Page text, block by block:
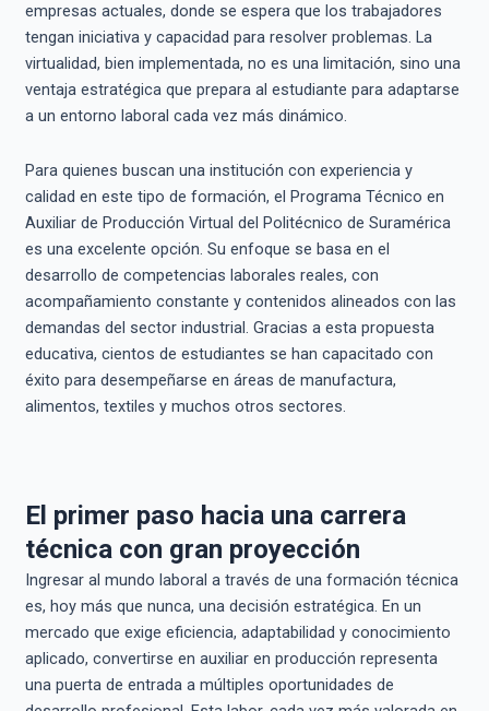
empresas actuales, donde se espera que los trabajadores
tengan iniciativa y capacidad para resolver problemas. La
virtualidad, bien implementada, no es una limitación, sino una
ventaja estratégica que prepara al estudiante para adaptarse
a un entorno laboral cada vez más dinámico.
Para quienes buscan una institución con experiencia y
calidad en este tipo de formación, el Programa Técnico en
Auxiliar de Producción Virtual del Politécnico de Suramérica
es una excelente opción. Su enfoque se basa en el
desarrollo de competencias laborales reales, con
acompañamiento constante y contenidos alineados con las
demandas del sector industrial. Gracias a esta propuesta
educativa, cientos de estudiantes se han capacitado con
éxito para desempeñarse en áreas de manufactura,
alimentos, textiles y muchos otros sectores.
El primer paso hacia una carrera
técnica con gran proyección
Ingresar al mundo laboral a través de una formación técnica
es, hoy más que nunca, una decisión estratégica. En un
mercado que exige eficiencia, adaptabilidad y conocimiento
aplicado, convertirse en auxiliar en producción representa
una puerta de entrada a múltiples oportunidades de